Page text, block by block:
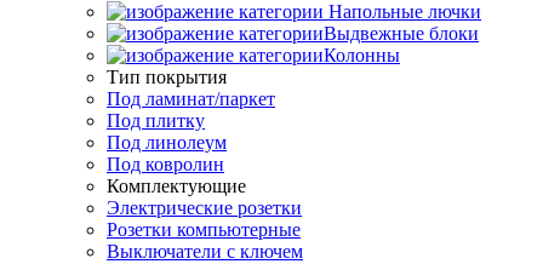
Напольные лючки
Выдвежные блоки
Колонны
Тип покрытия
Под ламинат/паркет
Под плитку
Под линолеум
Под ковролин
Комплектующие
Электрические розетки
Розетки компьютерные
Выключатели с ключем